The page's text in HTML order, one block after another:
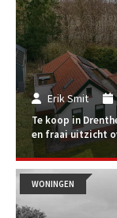
Erik Smit
Te koop in
en fraai uitzicht
WONINGEN